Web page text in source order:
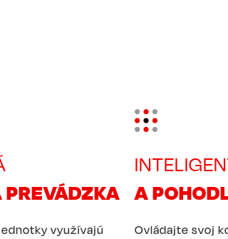
PREVÁDZKA
využívajú
Image
A
Ovládajte svoj